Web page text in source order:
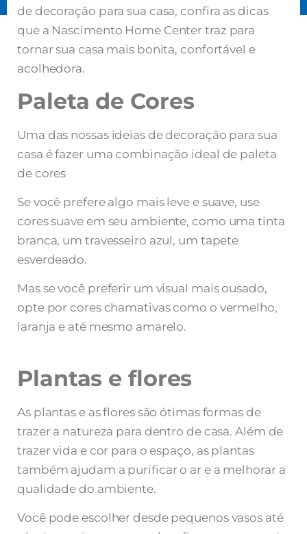
de decoração para sua casa, confira as dicas
que a Nascimento Home Center traz para
tornar sua casa mais bonita, confortável e
acolhedora.
Paleta de Cores
Uma das nossas ideias de decoração para sua
casa é fazer uma combinação ideal de paleta
de cores
Se você prefere algo mais leve e suave, use
cores suave em seu ambiente, como uma tinta
branca, um travesseiro azul, um tapete
esverdeado.
Mas se você preferir um visual mais ousado,
opte por cores chamativas como o vermelho,
laranja e até mesmo amarelo.
Plantas e flores
As plantas e as flores são ótimas formas de
trazer a natureza para dentro de casa. Além de
trazer vida e cor para o espaço, as plantas
também ajudam a purificar o ar e a melhorar a
qualidade do ambiente.
Você pode escolher desde pequenos vasos até